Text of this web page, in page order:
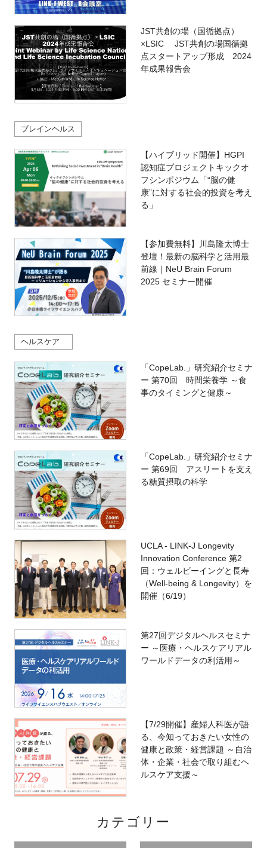
JST共創の場（国循拠点）
×LSIC JST共創の場国循拠
点スタートアップ形成 2024
年成果報告会
ブレインヘルス
【ハイブリッド開催】HGPI
認知症プロジェクトキックオ
フシンポジウム「“脳の健
康”に対する社会的投資を考え
る」
【参加費無料】川島隆太博士
登壇！最新の脳科学と活用最
前線｜NeU Brain Forum
2025 セミナー開催
ヘルスケア
「CopeLab.」研究紹介セミナ
ー 第70回 時間栄養学 ～食
事のタイミングと健康～
「CopeLab.」研究紹介セミナ
ー 第69回 アスリートを支え
る糖質摂取の科学
UCLA - LINK-J Longevity
Innovation Conference 第2
回：ウェルビーイングと長寿
（Well-being & Longevity）を
開催（6/19）
第27回デジタルヘルスセミナ
ー ～医療・ヘルスケアリアル
ワールドデータの利活用～
【7/29開催】産婦人科医が語
る、今知っておきたい女性の
健康と政策・経営課題 ～自治
体・企業・社会で取り組むヘ
ルスケア支援～
カテゴリー